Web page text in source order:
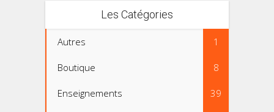
Les Catégories
Autres 1
Boutique 8
Enseignements 39